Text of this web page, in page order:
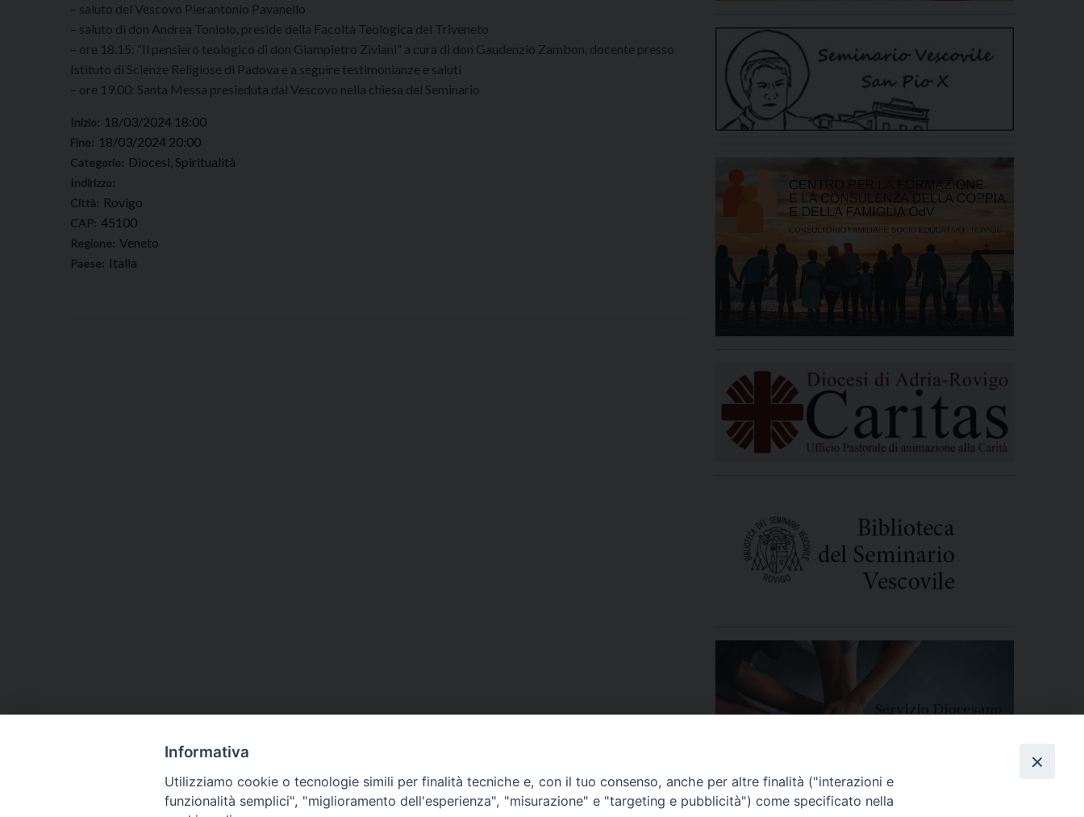
– saluto del Vescovo Pierantonio Pavanello
– saluto di don Andrea Toniolo, preside della Facoltà Teologica del Triveneto
– ore 18.15: “Il pensiero teologico di don Giampietro Ziviani” a cura di don Gaudenzio Zambon, docente presso
Istituto di Scienze Religiose di Padova e a seguire testimonianze e saluti
– ore 19.00: Santa Messa presieduta dal Vescovo nella chiesa del Seminario
Inizio: 18/03/2024 18:00
Fine: 18/03/2024 20:00
Categorie: Diocesi, Spiritualità
Indirizzo:
Città: Rovigo
CAP: 45100
Regione: Veneto
Paese: Italia
Informativa
Utilizziamo cookie o tecnologie simili per finalità tecniche e, con il tuo consenso, anche per altre finalità ("interazioni e
funzionalità semplici", "miglioramento dell'esperienza", "misurazione" e "targeting e pubblicità") come specificato nella